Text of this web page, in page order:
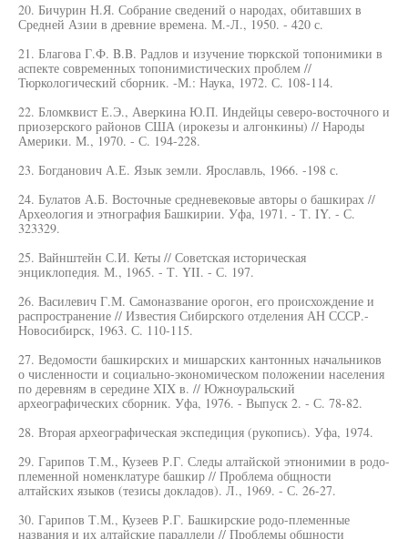
20. Бичурин Н.Я. Собрание сведений о народах, обитавших в
Средней Азии в древние времена. М.-Л., 1950. - 420 с.
21. Благова Г.Ф. B.B. Радлов и изучение тюркской топонимики в
аспекте современных топонимистических проблем //
Тюркологический сборник. -М.: Наука, 1972. С. 108-114.
22. Бломквист Е.Э., Аверкина Ю.П. Индейцы северо-восточного и
приозерского районов США (ирокезы и алгонкины) // Народы
Америки. М., 1970. - С. 194-228.
23. Богданович А.Е. Язык земли. Ярославль, 1966. -198 с.
24. Булатов А.Б. Восточные средневековые авторы о башкирах //
Археология и этнография Башкирии. Уфа, 1971. - Т. IY. - С.
323329.
25. Вайнштейн С.И. Кеты // Советская историческая
энциклопедия. М., 1965. - Т. YII. - С. 197.
26. Василевич Г.М. Самоназвание орогон, его происхождение и
распространение // Известия Сибирского отделения АН СССР.-
Новосибирск, 1963. С. 110-115.
27. Ведомости башкирских и мишарских кантонных начальников
о численности и социально-экономическом положении населения
по деревням в середине XIX в. // Южноуральский
археографических сборник. Уфа, 1976. - Выпуск 2. - С. 78-82.
28. Вторая археографическая экспедиция (рукопись). Уфа, 1974.
29. Гарипов Т.М., Кузеев Р.Г. Следы алтайской этнонимии в родо-
племенной номенклатуре башкир // Проблема общности
алтайских языков (тезисы докладов). Л., 1969. - С. 26-27.
30. Гарипов Т.М., Кузеев Р.Г. Башкирские родо-племенные
названия и их алтайские параллели // Проблемы общности